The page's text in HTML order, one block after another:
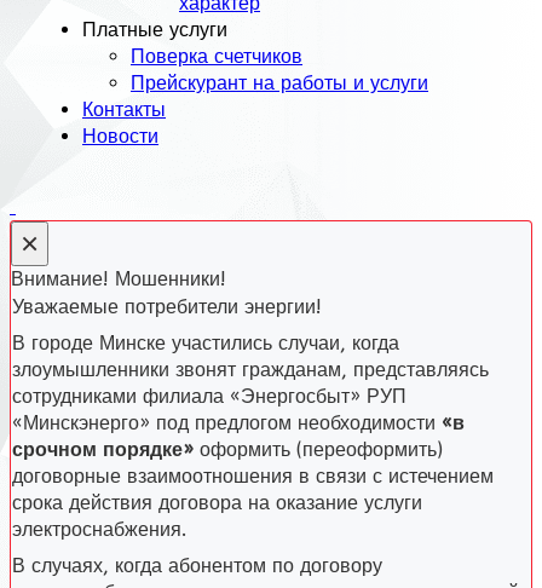
Платные услуги
Поверка счетчиков
Прейскурант на работы и услуги
Контакты
Новости
×
Внимание! Мошенники!
Уважаемые потребители энергии!
В городе Минске участились случаи, когда
злоумышленники звонят гражданам, представляясь
сотрудниками филиала «Энергосбыт» РУП
«Минскэнерго» под предлогом необходимости «в
срочном порядке» оформить (переоформить)
договорные взаимоотношения в связи с истечением
срока действия договора на оказание услуги
электроснабжения.
В случаях, когда абонентом по договору